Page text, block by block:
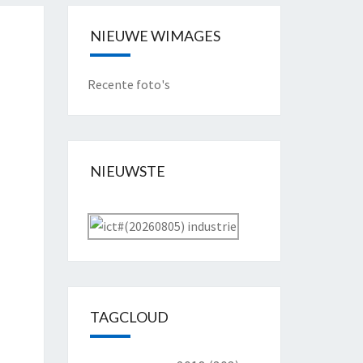
NIEUWE WIMAGES
Recente foto's
NIEUWSTE
TAGCLOUD